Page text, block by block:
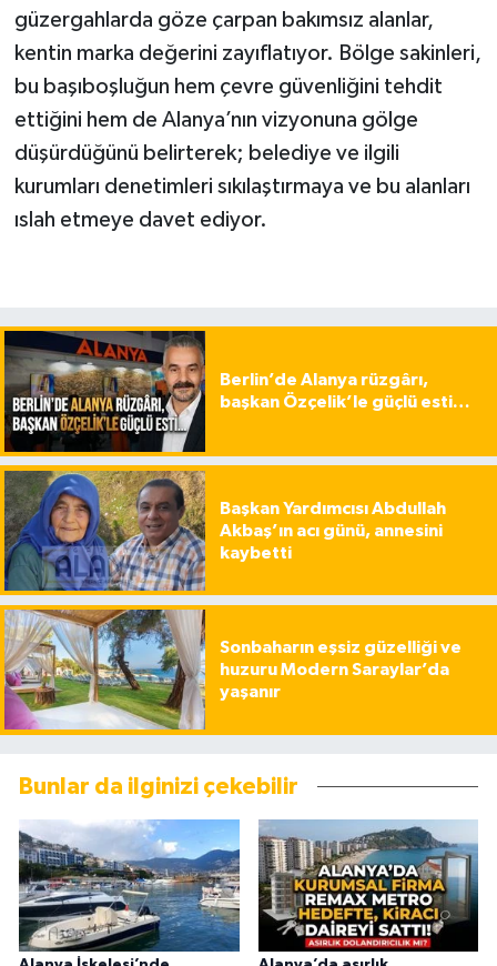
güzergahlarda göze çarpan bakımsız alanlar,
kentin marka değerini zayıflatıyor. Bölge sakinleri,
bu başıboşluğun hem çevre güvenliğini tehdit
ettiğini hem de Alanya’nın vizyonuna gölge
düşürdüğünü belirterek; belediye ve ilgili
kurumları denetimleri sıkılaştırmaya ve bu alanları
ıslah etmeye davet ediyor.
Berlin’de Alanya rüzgârı,
başkan Özçelik’le güçlü esti…
Başkan Yardımcısı Abdullah
Akbaş’ın acı günü, annesini
kaybetti
Sonbaharın eşsiz güzelliği ve
huzuru Modern Saraylar’da
yaşanır
Bunlar da ilginizi çekebilir